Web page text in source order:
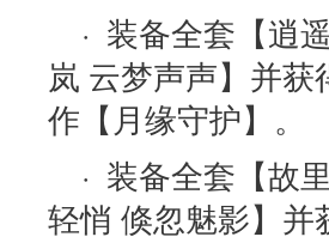
· 装备全套【逍
岚 云梦声声】并
作【月缘守护】。
· 装备全套【故
轻悄 倏忽魅影】